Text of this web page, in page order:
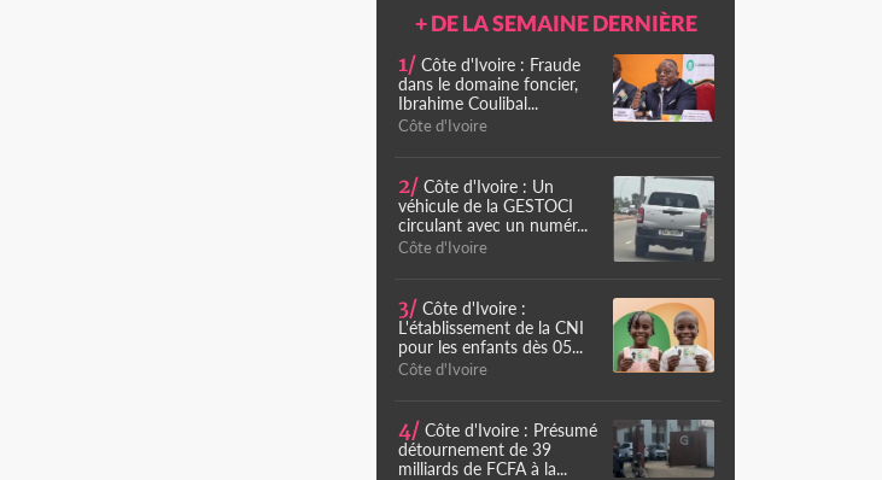
+ DE LA SEMAINE DERNIÈRE
1/ Côte d'Ivoire : Fraude
dans le domaine foncier,
Ibrahime Coulibal...
Côte d'Ivoire
2/ Côte d'Ivoire : Un
véhicule de la GESTOCI
circulant avec un numér...
Côte d'Ivoire
3/ Côte d'Ivoire :
L'établissement de la CNI
pour les enfants dès 05...
Côte d'Ivoire
4/ Côte d'Ivoire : Présumé
détournement de 39
milliards de FCFA à la...